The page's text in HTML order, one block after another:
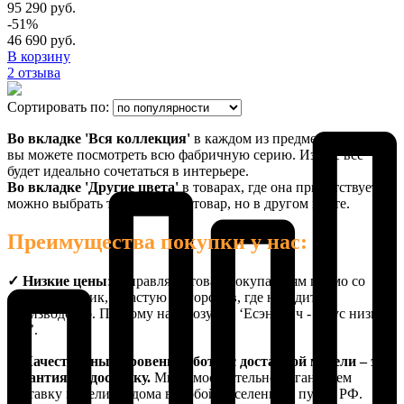
95 290 руб.
-51%
46 690 руб.
В корзину
2 отзыва
Сортировать по:
Во вкладке 'Вся коллекция' в каждом из предметов мебели
вы можете посмотреть всю фабричную серию. Из неё всё
будет идеально сочетаться в интерьере.
Во вкладке 'Другие цвета' в товарах, где она присутствует,
можно выбрать тот же самый товар, но в другом цвете.
Преимущества покупки у нас:
✓ Низкие цены: отправляем товар покупателям прямо со
складов фабрик, зачастую из городов, где находится
производство. Поэтому наш лозунг - ‘Есэндвич - Вкус низких
цен’.
✓ Качественный уровень работы с доставкой мебели – это
гарантия на доставку. Мы самостоятельно организуем
доставку мебели до дома в любой населенный пункт РФ.